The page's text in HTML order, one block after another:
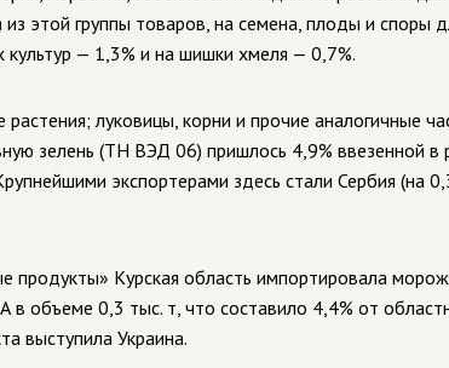
этой группы товаров, на семена, плоды и споры
— 1,3% и на шишки хмеля — 0,7%.
луковицы, корни и прочие аналогичные
зелень (ТН ВЭД 06) пришлось 4,9% ввезенной в
экспортерами здесь стали Сербия (на
продукты» Курская область импортировала
объеме 0,3 тыс. т, что составило 4,4% от
выступила Украина.